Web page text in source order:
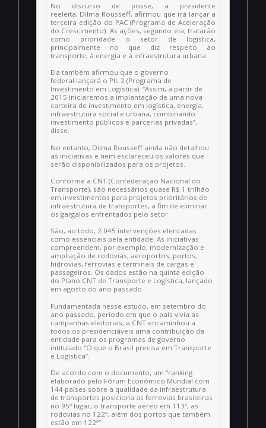
No discurso de posse, a presidente
reeleita, Dilma Rousseff, afirmou que irá lançar a
terceira edição do PAC (Programa de Aceleração
do Crescimento). As ações, segundo ela, tratarão
como prioridade o setor de logística,
principalmente no que diz respeito ao
transporte, à energia e à infraestrutura urbana.
Ela também afirmou que o governo
federal lançará o PIL 2 (Programa de
Investimento em Logística). “Assim, a partir de
2015 iniciaremos a implantação de uma nova
carteira de investimento em logística, energia,
infraestrutura social e urbana, combinando
investimento públicos e parcerias privadas”,
disse.
No entanto, Dilma Rousseff ainda não detalhou
as iniciativas e nem esclareceu os valores que
serão disponibilizados para os projetos.
Conforme a CNT (Confederação Nacional do
Transporte), são necessários quase R$ 1 trilhão
em investimentos para projetos prioritários de
infraestrutura de transportes, a fim de eliminar
os gargalos enfrentados pelo setor.
São, ao todo, 2.045 intervenções elencadas
como essenciais pela entidade. As iniciativas
compreendem, por exemplo, modernização e
ampliação de rodovias, aeroportos, portos,
hidrovias, ferrovias e terminais de cargas e
passageiros. Os dados estão na quinta edição
do Plano CNT de Transporte e Logística, lançado
em agosto do ano passado.
Fundamentada nesse estudo, em setembro do
ano passado, período em que o país vivia as
campanhas eleitorais, a CNT encaminhou a
todos os presidenciáveis uma contribuição da
entidade para os programas de governo
intitulado “O que o Brasil precisa em Transporte
e Logística”.
De acordo com o documento, um “ranking
elaborado pelo Fórum Econômico Mundial com
144 países sobre a qualidade da infraestrutura
de transportes posiciona as ferrovias brasileiras
no 95º lugar, o transporte aéreo em 113º, as
rodovias no 122º, além dos portos que também
estão em 122º”.